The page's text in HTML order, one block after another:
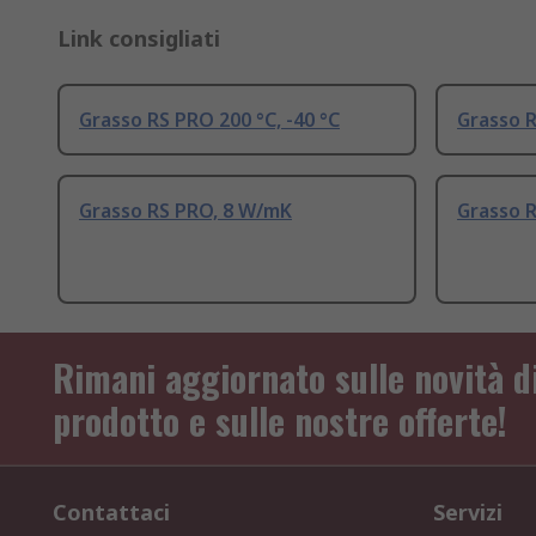
Link consigliati
Grasso RS PRO 200 °C, -40 °C Grasso
Grasso RS PRO, 8 W/mK Grasso
Rimani aggiornato sulle novità
prodotto e sulle nostre offerte!
Contattaci Servizi